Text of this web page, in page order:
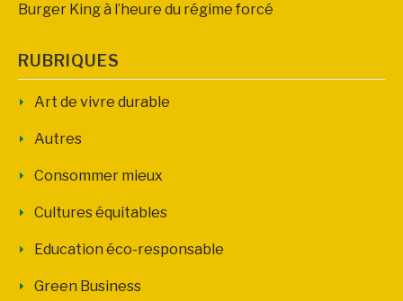
Burger King à l’heure du régime forcé
RUBRIQUES
Art de vivre durable
Autres
Consommer mieux
Cultures équitables
Education éco-responsable
Green Business